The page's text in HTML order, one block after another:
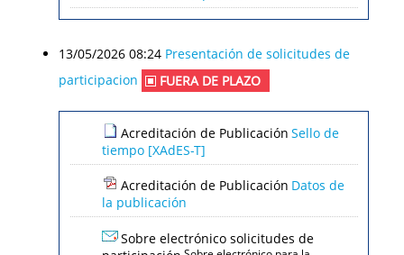
13/05/2026 08:24 Presentación de solicitudes de
participacion
FUERA DE PLAZO
Acreditación de Publicación Sello de
tiempo [XAdES-T]
Acreditación de Publicación Datos de
la publicación
Sobre electrónico solicitudes de